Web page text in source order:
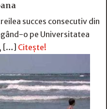
succes consecutiv din
o pe Universitatea
[…] Citește!